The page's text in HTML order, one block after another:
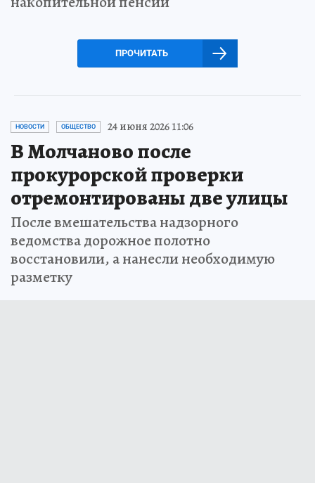
ПРОЧИТАТЬ
НОВОСТИ ОБЩЕСТВО 24 июня 2026 11:06
В Молчаново после
прокурорской проверки
отремонтированы две улицы
После вмешательства надзорного
ведомства дорожное полотно
восстановили, а нанесли необходимую
разметку